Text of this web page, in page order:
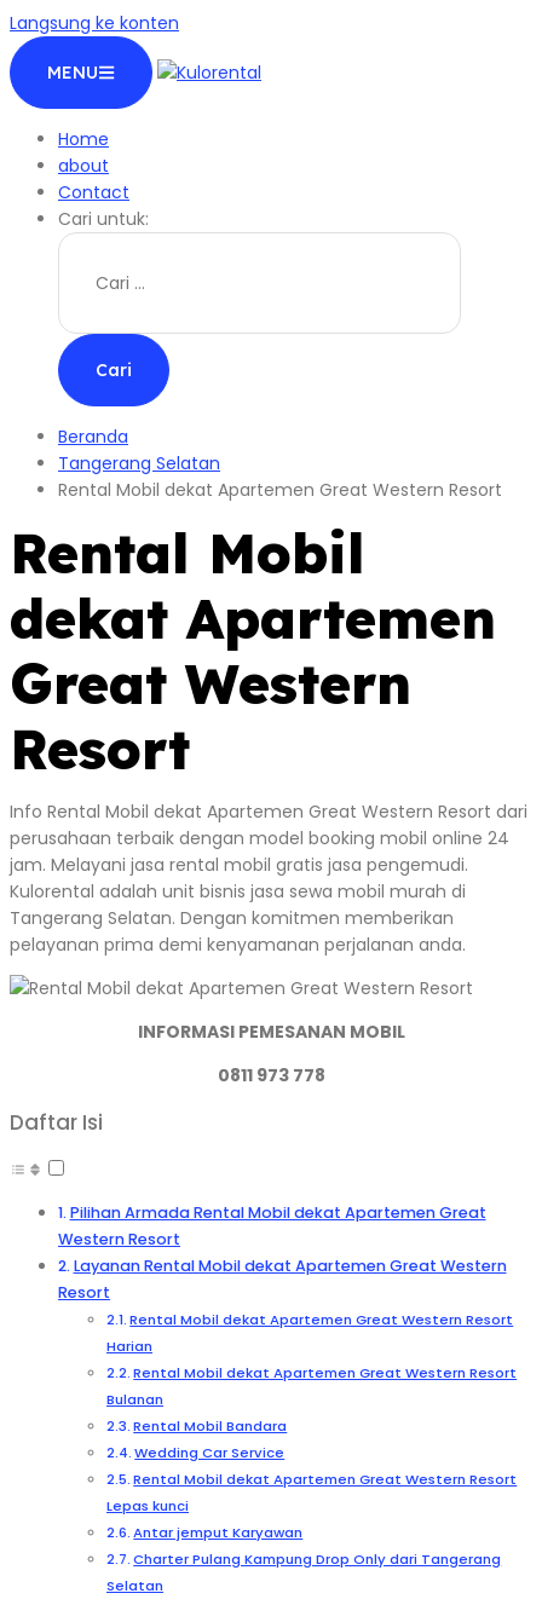
Langsung ke konten
MENU
Home
about
Contact
Cari untuk:
Beranda
Tangerang Selatan
Rental Mobil dekat Apartemen Great Western Resort
Rental Mobil
dekat Apartemen
Great Western
Resort
Info Rental Mobil dekat Apartemen Great Western Resort dari
perusahaan terbaik dengan model booking mobil online 24
jam. Melayani jasa rental mobil gratis jasa pengemudi.
Kulorental adalah unit bisnis jasa sewa mobil murah di
Tangerang Selatan. Dengan komitmen memberikan
pelayanan prima demi kenyamanan perjalanan anda.
INFORMASI PEMESANAN MOBIL
0811 973 778
Daftar Isi
Pilihan Armada Rental Mobil dekat Apartemen Great
Western Resort
Layanan Rental Mobil dekat Apartemen Great Western
Resort
Rental Mobil dekat Apartemen Great Western Resort
Harian
Rental Mobil dekat Apartemen Great Western Resort
Bulanan
Rental Mobil Bandara
Wedding Car Service
Rental Mobil dekat Apartemen Great Western Resort
Lepas kunci
Antar jemput Karyawan
Charter Pulang Kampung Drop Only dari Tangerang
Selatan